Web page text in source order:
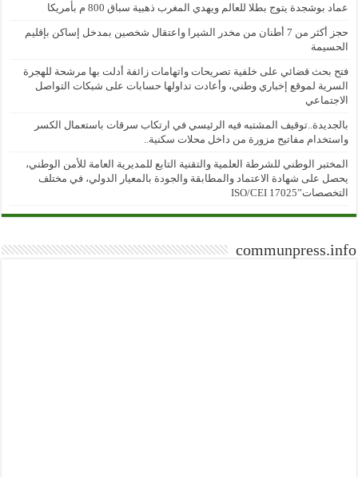
عماد بوشجدة يتوج بطلا للعالم ويهدي المغرب ذهبية سباق 800 م بأمريكا
حجز أكثر من 7 أطنان من مخدر الشيرا واعتقال شخصين بمدخل إساكن بإقليم
الحسيمة
فتح بحث قضائي على خلفية تصريحات واتهامات زائفة أدلت بها مرشحة للهجرة
السرية لموقع إخباري وطني، وأعادت تداولها حسابات على شبكات التواصل
الاجتماعي
بالجديدة..توقيف المشتبه فيه الرئيسي في ارتكاب سرقات باستعمال الكسر
واستخدام مفاتيح مزورة من داخل محلات سكنية..
المختبر الوطني للشرطة العلمية والتقنية التابع للمديرية العامة للأمن الوطني،
يحصل على شهادة الاعتماد والمطابقة والجودة بالمعيار الدولي، في مختلف
التخصصات”ISO/CEI 17025
communpress.info